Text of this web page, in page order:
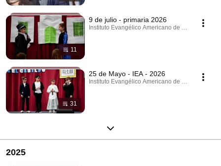
11
9 de julio - primaria 2026
Instituto Evangélico Americano de Villa del
31
25 de Mayo - IEA - 2026
Instituto Evangélico Americano de Villa del
2025